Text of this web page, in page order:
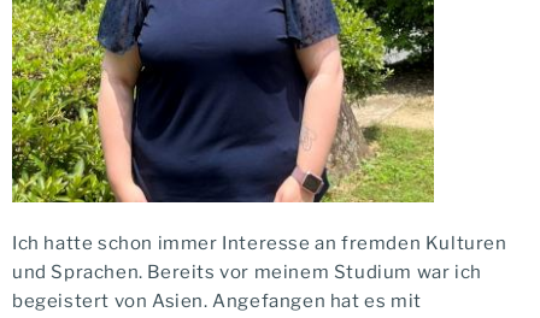
Ich hatte schon immer Interesse an fremden Kulturen
und Sprachen. Bereits vor meinem Studium war ich
begeistert von Asien. Angefangen hat es mit